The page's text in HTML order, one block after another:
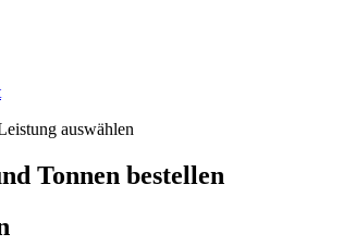
auswählen
Tonnen bestellen